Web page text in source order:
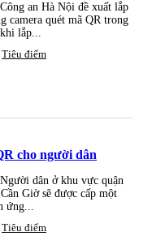
an Hà Nội đề xuất lắp
camera quét mã QR trong
lắp...
Tiêu điểm
cho người dân
dân ở khu vực quận
Giờ sẽ được cấp một
ứng...
Tiêu điểm